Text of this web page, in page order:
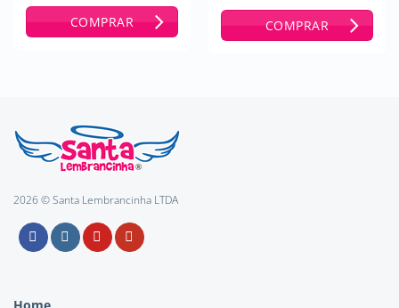
COMPRAR COMPRAR
2026 © Santa Lembrancinha LTDA